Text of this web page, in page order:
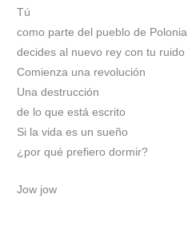
Tú
como parte del pueblo de Polonia
decides al nuevo rey con tu ruido
Comienza una revolución
Una destrucción
de lo que está escrito
Si la vida es un sueño
¿por qué prefiero dormir?
Jow jow